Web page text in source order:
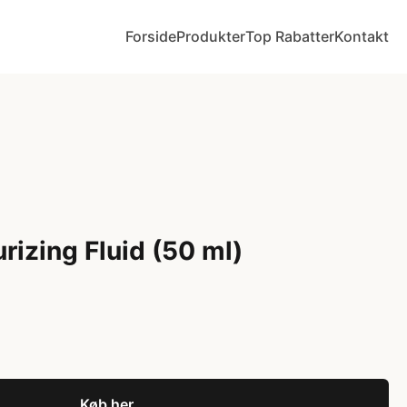
ForsideProdukterTop RabatterKontakt
Fluid (50 ml)